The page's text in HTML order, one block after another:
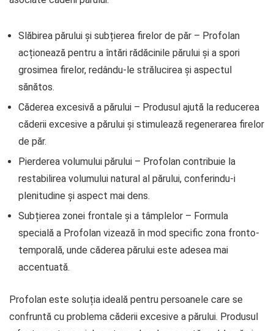
Slăbirea părului și subțierea firelor de păr – Profolan
acționează pentru a întări rădăcinile părului și a spori
grosimea firelor, redându-le strălucirea și aspectul
sănătos.
Căderea excesivă a părului – Produsul ajută la reducerea
căderii excesive a părului și stimulează regenerarea firelor
de păr.
Pierderea volumului părului – Profolan contribuie la
restabilirea volumului natural al părului, conferindu-i
plenitudine și aspect mai dens.
Subțierea zonei frontale și a tâmplelor – Formula
specială a Profolan vizează în mod specific zona fronto-
temporală, unde căderea părului este adesea mai
accentuată.
Profolan este soluția ideală pentru persoanele care se
confruntă cu problema căderii excesive a părului. Produsul